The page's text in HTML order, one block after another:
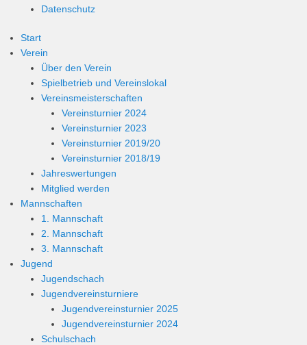
Datenschutz
Start
Verein
Über den Verein
Spielbetrieb und Vereinslokal
Vereinsmeisterschaften
Vereinsturnier 2024
Vereinsturnier 2023
Vereinsturnier 2019/20
Vereinsturnier 2018/19
Jahreswertungen
Mitglied werden
Mannschaften
1. Mannschaft
2. Mannschaft
3. Mannschaft
Jugend
Jugendschach
Jugendvereinsturniere
Jugendvereinsturnier 2025
Jugendvereinsturnier 2024
Schulschach